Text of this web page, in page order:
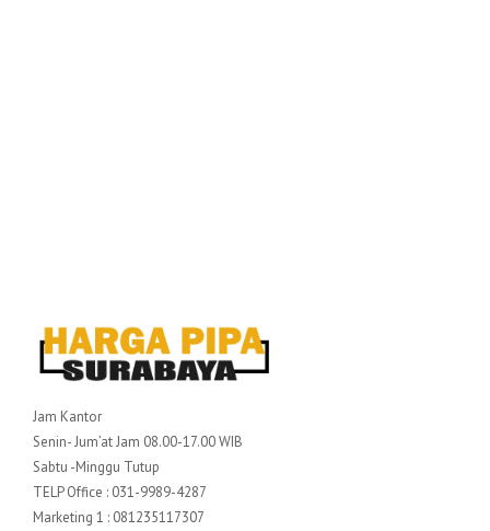
Jam Kantor
Senin- Jum’at Jam 08.00-17.00 WIB
Sabtu -Minggu Tutup
TELP Office : 031-9989-4287
Marketing 1 : 081235117307